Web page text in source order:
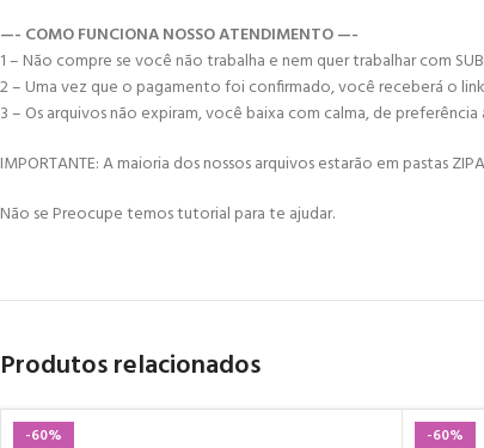
—- COMO FUNCIONA NOSSO ATENDIMENTO —-
1 – Não compre se você não trabalha e nem quer trabalhar com
2 – Uma vez que o pagamento foi confirmado, você receberá o
3 – Os arquivos não expiram, você baixa com calma, de
IMPORTANTE: A maioria dos nossos arquivos estarão em pastas
Não se Preocupe temos tutorial para te ajudar.
Produtos relacionados
-60% -60%